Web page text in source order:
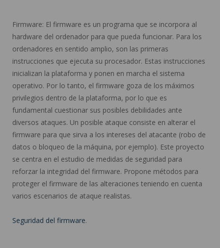
Firmware: El firmware es un programa que se incorpora al
hardware del ordenador para que pueda funcionar. Para los
ordenadores en sentido amplio, son las primeras
instrucciones que ejecuta su procesador. Estas instrucciones
inicializan la plataforma y ponen en marcha el sistema
operativo. Por lo tanto, el firmware goza de los máximos
privilegios dentro de la plataforma, por lo que es
fundamental cuestionar sus posibles debilidades ante
diversos ataques. Un posible ataque consiste en alterar el
firmware para que sirva a los intereses del atacante (robo de
datos o bloqueo de la máquina, por ejemplo). Este proyecto
se centra en el estudio de medidas de seguridad para
reforzar la integridad del firmware. Propone métodos para
proteger el firmware de las alteraciones teniendo en cuenta
varios escenarios de ataque realistas.
Seguridad del firmware.